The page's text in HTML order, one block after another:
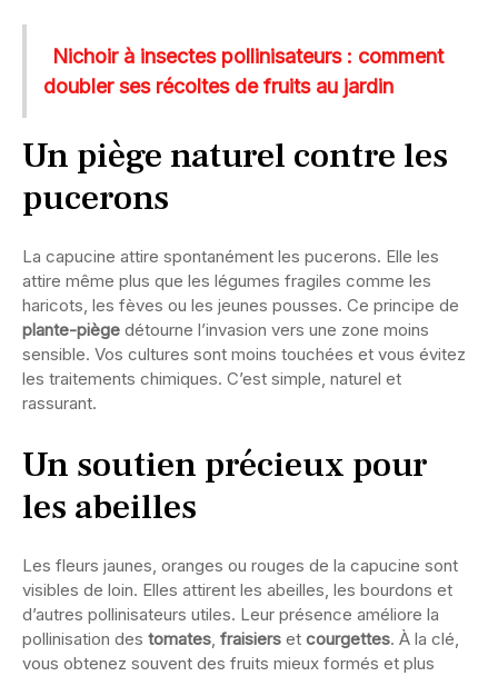
Nichoir à insectes pollinisateurs : comment
doubler ses récoltes de fruits au jardin
Un piège naturel contre les
pucerons
La capucine attire spontanément les pucerons. Elle les
attire même plus que les légumes fragiles comme les
haricots, les fèves ou les jeunes pousses. Ce principe de
plante-piège détourne l’invasion vers une zone moins
sensible. Vos cultures sont moins touchées et vous évitez
les traitements chimiques. C’est simple, naturel et
rassurant.
Un soutien précieux pour
les abeilles
Les fleurs jaunes, oranges ou rouges de la capucine sont
visibles de loin. Elles attirent les abeilles, les bourdons et
d’autres pollinisateurs utiles. Leur présence améliore la
pollinisation des tomates, fraisiers et courgettes. À la clé,
vous obtenez souvent des fruits mieux formés et plus